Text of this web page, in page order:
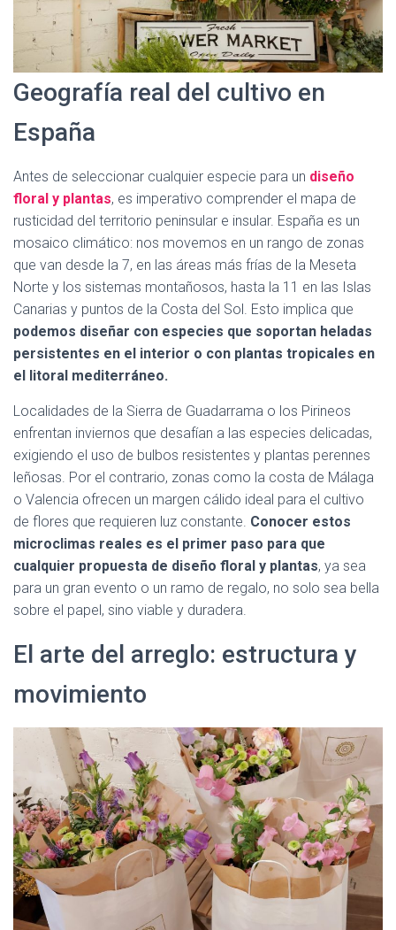
Geografía real del cultivo en
España
Antes de seleccionar cualquier especie para un diseño
floral y plantas, es imperativo comprender el mapa de
rusticidad del territorio peninsular e insular. España es un
mosaico climático: nos movemos en un rango de zonas
que van desde la 7, en las áreas más frías de la Meseta
Norte y los sistemas montañosos, hasta la 11 en las Islas
Canarias y puntos de la Costa del Sol. Esto implica que
podemos diseñar con especies que soportan heladas
persistentes en el interior o con plantas tropicales en
el litoral mediterráneo.
Localidades de la Sierra de Guadarrama o los Pirineos
enfrentan inviernos que desafían a las especies delicadas,
exigiendo el uso de bulbos resistentes y plantas perennes
leñosas. Por el contrario, zonas como la costa de Málaga
o Valencia ofrecen un margen cálido ideal para el cultivo
de flores que requieren luz constante. Conocer estos
microclimas reales es el primer paso para que
cualquier propuesta de diseño floral y plantas, ya sea
para un gran evento o un ramo de regalo, no solo sea bella
sobre el papel, sino viable y duradera.
El arte del arreglo: estructura y
movimiento